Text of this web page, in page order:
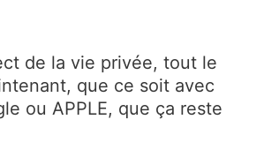
de la vie privée, tout le
que ce soit avec
ou APPLE, que ça reste